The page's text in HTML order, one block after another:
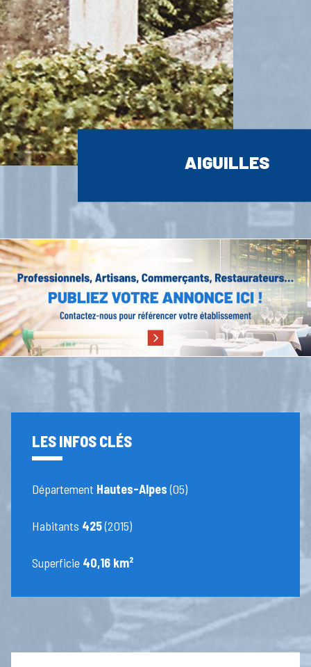
AIGUILLES
LES INFOS CLÉS
Département Hautes-Alpes(05)
Habitants 425(2015)
Superficie 40,16 km²